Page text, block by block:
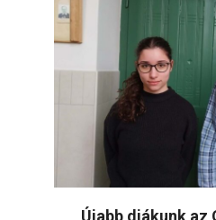
Újabb diákunk az